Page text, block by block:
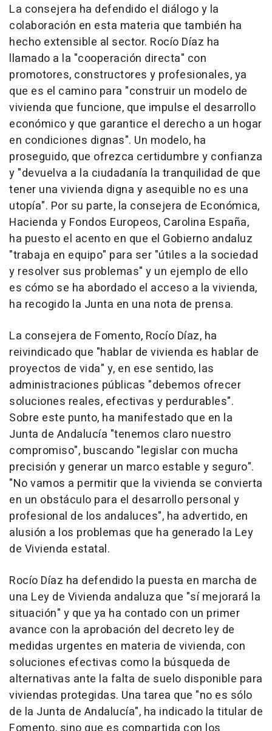
La consejera ha defendido el diálogo y la
colaboración en esta materia que también ha
hecho extensible al sector. Rocío Díaz ha
llamado a la "cooperación directa" con
promotores, constructores y profesionales, ya
que es el camino para "construir un modelo de
vivienda que funcione, que impulse el desarrollo
económico y que garantice el derecho a un hogar
en condiciones dignas". Un modelo, ha
proseguido, que ofrezca certidumbre y confianza
y "devuelva a la ciudadanía la tranquilidad de que
tener una vivienda digna y asequible no es una
utopía". Por su parte, la consejera de Económica,
Hacienda y Fondos Europeos, Carolina España,
ha puesto el acento en que el Gobierno andaluz
"trabaja en equipo" para ser "útiles a la sociedad
y resolver sus problemas" y un ejemplo de ello
es cómo se ha abordado el acceso a la vivienda,
ha recogido la Junta en una nota de prensa.
La consejera de Fomento, Rocío Díaz, ha
reivindicado que "hablar de vivienda es hablar de
proyectos de vida" y, en ese sentido, las
administraciones públicas "debemos ofrecer
soluciones reales, efectivas y perdurables".
Sobre este punto, ha manifestado que en la
Junta de Andalucía "tenemos claro nuestro
compromiso", buscando "legislar con mucha
precisión y generar un marco estable y seguro".
"No vamos a permitir que la vivienda se convierta
en un obstáculo para el desarrollo personal y
profesional de los andaluces", ha advertido, en
alusión a los problemas que ha generado la Ley
de Vivienda estatal.
Rocío Díaz ha defendido la puesta en marcha de
una Ley de Vivienda andaluza que "sí mejorará la
situación" y que ya ha contado con un primer
avance con la aprobación del decreto ley de
medidas urgentes en materia de vivienda, con
soluciones efectivas como la búsqueda de
alternativas ante la falta de suelo disponible para
viviendas protegidas. Una tarea que "no es sólo
de la Junta de Andalucía", ha indicado la titular de